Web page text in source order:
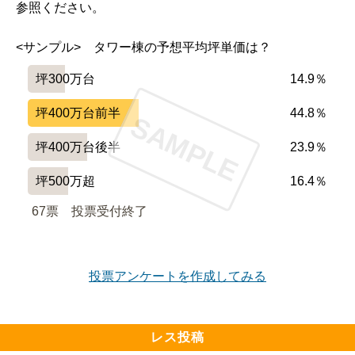
参照ください。
<サンプル>　タワー棟の予想平均坪単価は？
坪300万台 14.9％
坪400万台前半 44.8％
坪400万台後半 23.9％
坪500万超 16.4％
67票 投票受付終了
SAMPLE
投票アンケートを作成してみる
レス投稿